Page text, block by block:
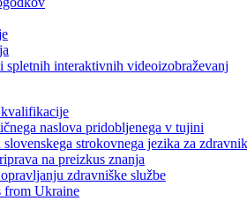
spletnih interaktivnih videoizobraževanj
naslova pridobljenega v tujini
slovenskega strokovnega jezika za
na preizkus znanja
zdravniške službe
from Ukraine